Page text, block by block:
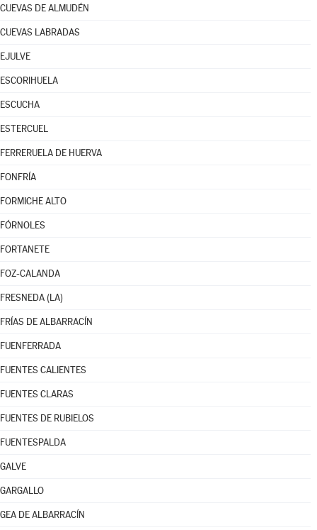
CUEVAS DE ALMUDÉN
CUEVAS LABRADAS
EJULVE
ESCORIHUELA
ESCUCHA
ESTERCUEL
FERRERUELA DE HUERVA
FONFRÍA
FORMICHE ALTO
FÓRNOLES
FORTANETE
FOZ-CALANDA
FRESNEDA (LA)
FRÍAS DE ALBARRACÍN
FUENFERRADA
FUENTES CALIENTES
FUENTES CLARAS
FUENTES DE RUBIELOS
FUENTESPALDA
GALVE
GARGALLO
GEA DE ALBARRACÍN